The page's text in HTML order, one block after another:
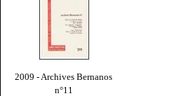
2009 - Archives Bernanos
n°11